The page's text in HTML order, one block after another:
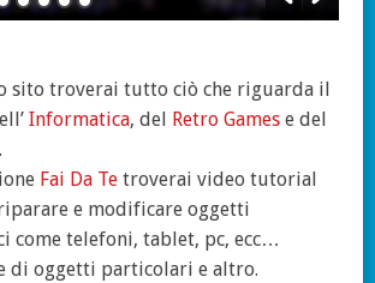
sito troverai tutto ciò che riguarda il
Informatica, del Retro Games e del
.
Fai Da Te troverai video tutorial
e modificare oggetti
come telefoni, tablet, pc, ecc…
di oggetti particolari e altro.